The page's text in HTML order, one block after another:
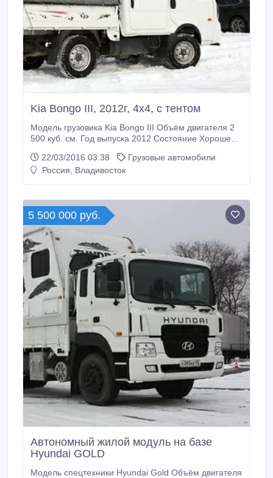
Kia Bongo III, 2012г, 4х4, с тентом
Модель грузовика Kia Bongo III Объём двигателя 2
500 куб. см. Год выпуска 2012 Состояние Хорошее
Бортовой грузовик Привод 4x4 Трансмиссия
Механическая Топливо Дизель Руль Левый
22/03/2016 03:38
Грузовые автомобили
Россия, Владивосток
5 500 000 руб.
Автономный жилой модуль на базе
Hyundai GOLD
Модель спецтехники Hyundai Gold Объём двигателя